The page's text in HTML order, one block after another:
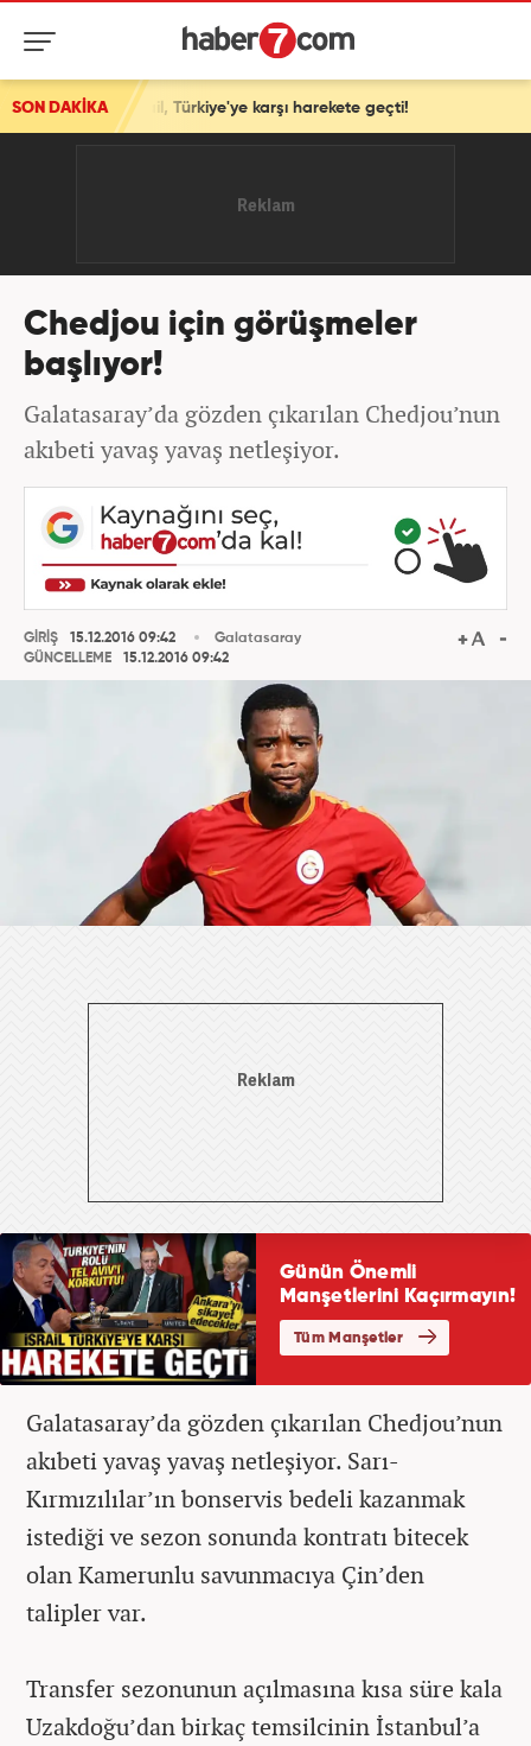
SON DAKİKA
İsrail, Türkiye'ye karşı harekete geçti!
Chedjou için görüşmeler
başlıyor!
Galatasaray’da gözden çıkarılan Chedjou’nun
akıbeti yavaş yavaş netleşiyor.
GİRİŞ
15.12.2016 09:42
GÜNCELLEME
15.12.2016 09:42
Galatasaray
Galatasaray’da gözden çıkarılan Chedjou’nun
akıbeti yavaş yavaş netleşiyor. Sarı-
Kırmızılılar’ın bonservis bedeli kazanmak
istediği ve sezon sonunda kontratı bitecek
olan Kamerunlu savunmacıya Çin’den
talipler var.
Transfer sezonunun açılmasına kısa süre kala
Uzakdoğu’dan birkaç temsilcinin İstanbul’a